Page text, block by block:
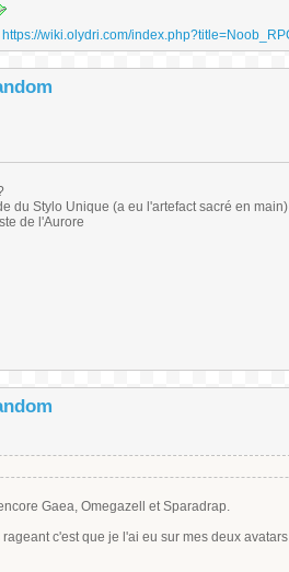
https://wiki.olydri.com/
du Stylo Unique (a eu l'artefact sacré en
de l'Aurore
Gaea, Omegazell et Sparadrap.
rageant c'est que je l'ai eu sur mes deux